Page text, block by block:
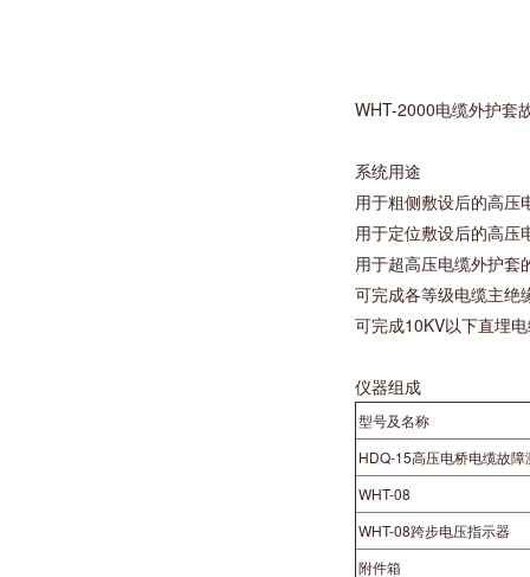
WHT-2000电缆外护套
系统用途
用于粗侧敷设后的高压
用于定位敷设后的高压
用于超高压电缆外护套
可完成各等级电缆主绝
可完成10KV以下直埋
仪器组成
型号及名称
HDQ-15高压电桥电缆故障
WHT-08
WHT-08跨步电压指示器
附件箱